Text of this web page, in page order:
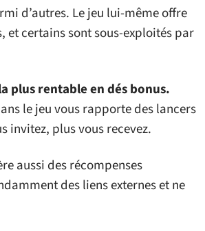
d’autres. Le jeu lui-même offre
et certains sont sous-exploités par
plus rentable en dés bonus.
le jeu vous rapporte des lancers
invitez, plus vous recevez.
aussi des récompenses
des liens externes et ne